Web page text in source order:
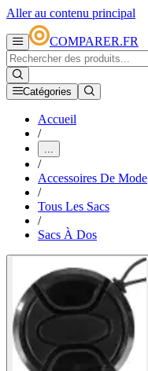
Aller au contenu principal
COMPARER.FR
Catégories
Accueil
/
...
/
Accessoires De Mode
/
Tous Les Sacs
/
Sacs À Dos